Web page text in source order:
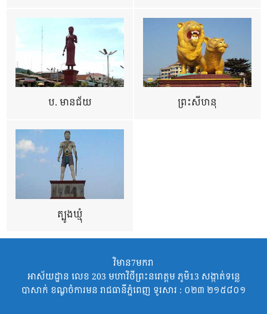
ប. មានជ័យ ព្រះសីហនុ
ត្បូងឃ្មុំ
វិមាន7មករា
អាស័យដ្ឋាន លេខ 203 មហាវិថីព្រះនរោត្តម ភូមិ13 សង្កាត់ទន្លេ
បាសាក់ ខណ្ឌចំការមន រាជធានីភ្នំពេញ ទូរសារ : ០២៣ ២១៥៨០១